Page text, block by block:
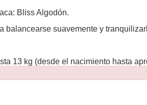
Bliss Algodón.
balancearse suavemente y
13 kg (desde el nacimiento hasta